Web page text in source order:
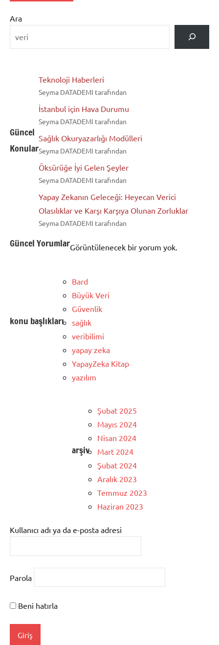
Ara
Güncel
Konular
Teknoloji Haberleri
Seyma DATADEMI tarafından
İstanbul için Hava Durumu
Seyma DATADEMI tarafından
Sağlık Okuryazarlığı Modülleri
Seyma DATADEMI tarafından
Öksürüğe İyi Gelen Şeyler
Seyma DATADEMI tarafından
Yapay Zekanın Geleceği: Heyecan Verici
Olasılıklar ve Karşı Karşıya Olunan Zorluklar
Seyma DATADEMI tarafından
Güncel YorumlarGörüntülenecek bir yorum yok.
konu başlıkları
Bard
Büyük Veri
Güvenlik
sağlık
veribilimi
yapay zeka
YapayZeka Kitap
yazılım
arşiv
Şubat 2025
Mayıs 2024
Nisan 2024
Mart 2024
Şubat 2024
Aralık 2023
Temmuz 2023
Haziran 2023
Kullanıcı adı ya da e-posta adresi
Parola
Beni hatırla